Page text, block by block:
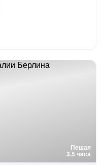
Пешая
3.5 часа